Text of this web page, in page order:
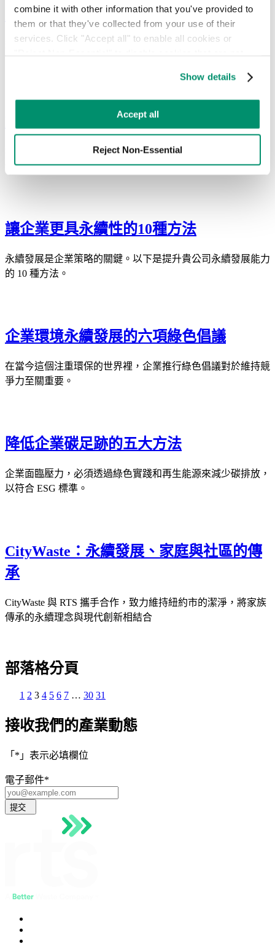
combine it with other information that you've provided to
them or that they've collected from your use of their
services. Click "Accept all" to enable all cookies or
preferences by toggling the different kinds of cookies.
Privacy Policy.
Show details
Accept all
Reject Non-Essential
廢棄物合規：企業必須掌握的領先之道
遵守廢棄物管理法規對企業而言至關重要，這不僅能避免法律
如何透過智慧廢棄物管理實現ESG目標
根據聯合國環境規劃署（UNEP）的數據，固體廢棄物產生量
預計將從 2023 年的 21 億噸增加至 2025 年的 38 億噸。
讓企業更具永續性的10種方法
永續發展是企業策略的關鍵。以下是提升貴公司永續發展能力
的 10 種方法。
企業環境永續發展的六項綠色倡議
在當今這個注重環保的世界裡，企業推行綠色倡議對於維持競
爭力至關重要。
降低企業碳足跡的五大方法
企業面臨壓力，必須透過綠色實踐和再生能源來減少碳排放，
以符合 ESG 標準。
CityWaste：永續發展、家庭與社區的傳
承
CityWaste 與 RTS 攜手合作，致力維持紐約市的潔淨，將家族
傳承的永續理念與現代創新相結合
部落格分頁
1 2 3 4 5 6 7 … 30 31
接收我們的產業動態
「 * 」表示必填欄位
電子郵件*
提交